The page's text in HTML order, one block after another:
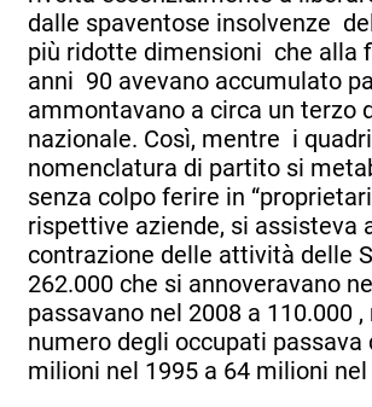
dalle spaventose insolvenze
più ridotte dimensioni che alla
anni 90 avevano accumulato
ammontavano a circa un terzo
nazionale. Così, mentre i
nomenclatura di partito si
senza colpo ferire in
rispettive aziende, si assisteva
contrazione delle attività delle
262.000 che si annoveravano
passavano nel 2008 a 110.000
numero degli occupati passava
milioni nel 1995 a 64 milioni nel